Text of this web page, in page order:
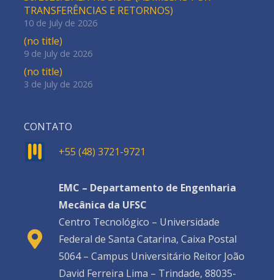
TRANSFERÊNCIAS E RETORNOS)
10 de July de 2026
(no title)
9 de July de 2026
(no title)
3 de July de 2026
CONTATO
+55 (48) 3721-9721
EMC – Departamento de Engenharia
Mecânica da UFSC
Centro Tecnológico – Universidade
Federal de Santa Catarina, Caixa Postal
5064 – Campus Universitário Reitor João
David Ferreira Lima – Trindade, 88035-